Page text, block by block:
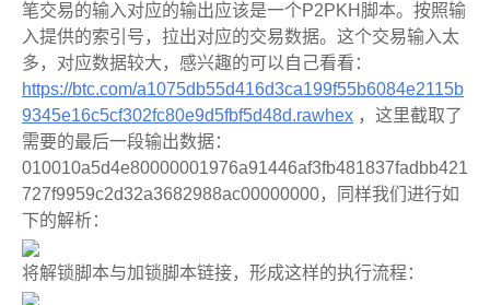
笔交易的输入对应的输出应该是一个P2PKH脚本。按照输
入提供的索引号，拉出对应的交易数据。这个交易输入太
多，对应数据较大，感兴趣的可以自己看看：
https://btc.com/a1075db55d416d3ca199f55b6084e2115b
9345e16c5cf302fc80e9d5fbf5d48d.rawhex ，这里截取了
需要的最后一段输出数据：
010010a5d4e80000001976a91446af3fb481837fadbb421
727f9959c2d32a3682988ac00000000，同样我们进行如
下的解析：
将解锁脚本与加锁脚本链接，形成这样的执行流程：